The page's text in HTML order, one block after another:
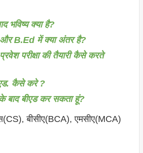
भविष्य क्या है?
B.Ed में क्या अंतर है?
परीक्षा की तैयारी कैसे करते
कैसे करे ?
बाद बीएड कर सकता हूं?
बीसीए(BCA), एमसीए(MCA)